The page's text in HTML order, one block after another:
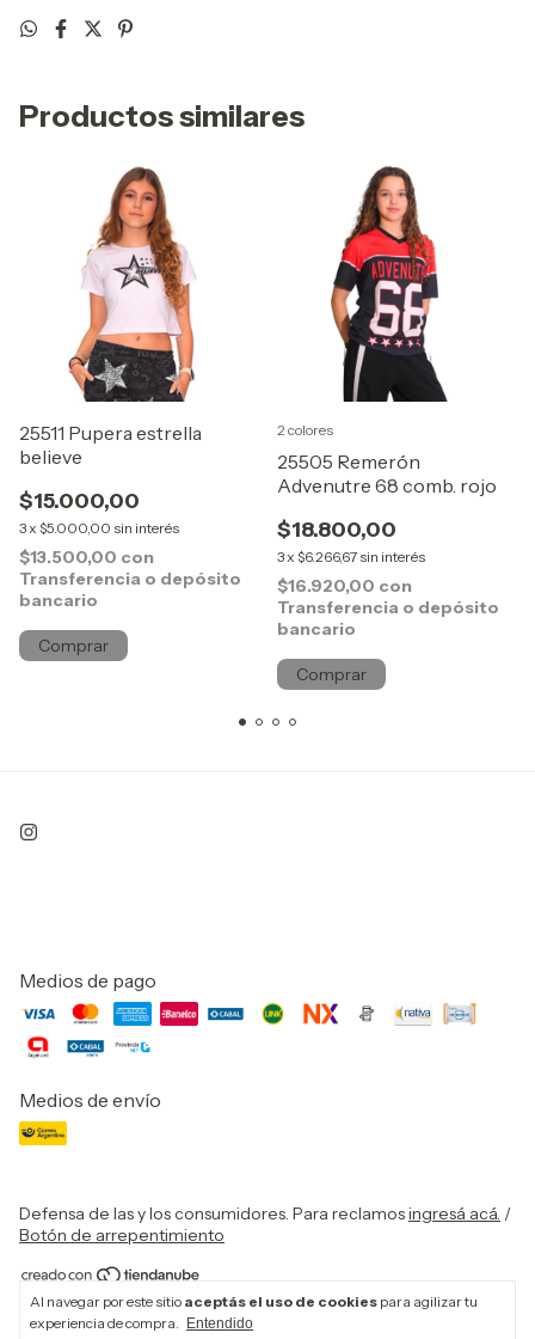
Al navegar por este sitio aceptás el uso de cookies para agilizar tu
experiencia de compra.
Entendido
Productos similares
25511 Pupera estrella
believe
$15.000,00
3x $5.000,00 sin interés
$13.500,00 con
Transferencia o depósito
bancario
Comprar
25505 Remerón
Advenutre 68 comb. rojo
$18.800,00
3x $6.266,67 sin interés
$16.920,00 con
Transferencia o depósito
bancario
2 colores
Comprar
Medios de pago
Medios de envío
Defensa de las y los consumidores. Para reclamosingresá acá. /
Botón de arrepentimiento
Copyright Dilo tu - 2026. Todos los derechos reservados.